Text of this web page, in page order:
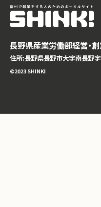
長野県産業労働部経営・
住所:長野県長野市大字南長野
©️2023 SHINKI